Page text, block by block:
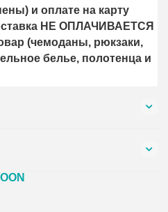
и оплате на карту
НЕ ОПЛАЧИВАЕТСЯ
(чемоданы, рюкзаки,
белье, полотенца и